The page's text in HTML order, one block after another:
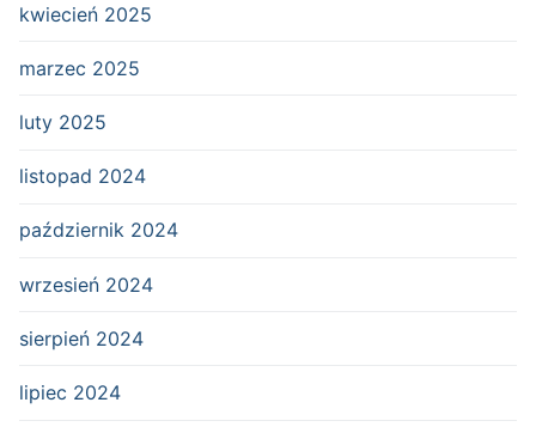
kwiecień 2025
marzec 2025
luty 2025
listopad 2024
październik 2024
wrzesień 2024
sierpień 2024
lipiec 2024